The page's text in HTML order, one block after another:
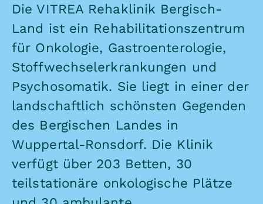
Die VITREA Rehaklinik Bergisch-
Land ist ein Rehabilitationszentrum
für Onkologie, Gastroenterologie,
Stoffwechselerkrankungen und
Psychosomatik. Sie liegt in einer der
landschaftlich schönsten Gegenden
des Bergischen Landes in
Wuppertal-Ronsdorf. Die Klinik
verfügt über 203 Betten, 30
teilstationäre onkologische Plätze